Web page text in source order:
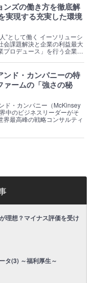
ンズの働き方を徹底解
実現する充実した環境
”として働く イーソリューシ
会課題解決と企業の利益最大
プロデュース」を行う企業…
ンド・カンパニーの特
ァームの「強さの秘
ド・カンパニー（McKinsey
中のビジネスリーダーがそ
界最高峰の戦略コンサルティ
理想？マイナス評価を受け
タ(3) ～福利厚生～